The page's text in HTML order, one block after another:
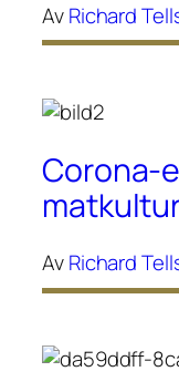
AvRichard
Corona-
AvRichard